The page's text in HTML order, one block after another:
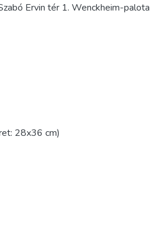
Ervin tér 1. Wenckheim-palota
28x36 cm)